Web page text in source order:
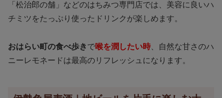
「松治郎の舗」などのはちみつ専門店では、美容に良いハ
チミツをたっぷり使ったドリンクが楽しめます。
おはらい町の食べ歩き で喉を潤したい時 、自然な甘さのハ
ニーレモネードは最高のリフレッシュになります。